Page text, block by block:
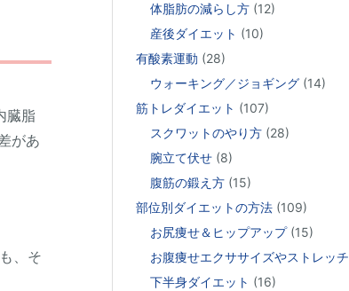
臓脂
があ
、そ
体脂肪の減らし方 (12)
産後ダイエット (10)
有酸素運動 (28)
ウォーキング／ジョギング (14)
筋トレダイエット (107)
スクワットのやり方 (28)
腕立て伏せ (8)
腹筋の鍛え方 (15)
部位別ダイエットの方法 (109)
お尻痩せ＆ヒップアップ(15)
お腹痩せエクササイズやストレッチ
下半身ダイエット (16)